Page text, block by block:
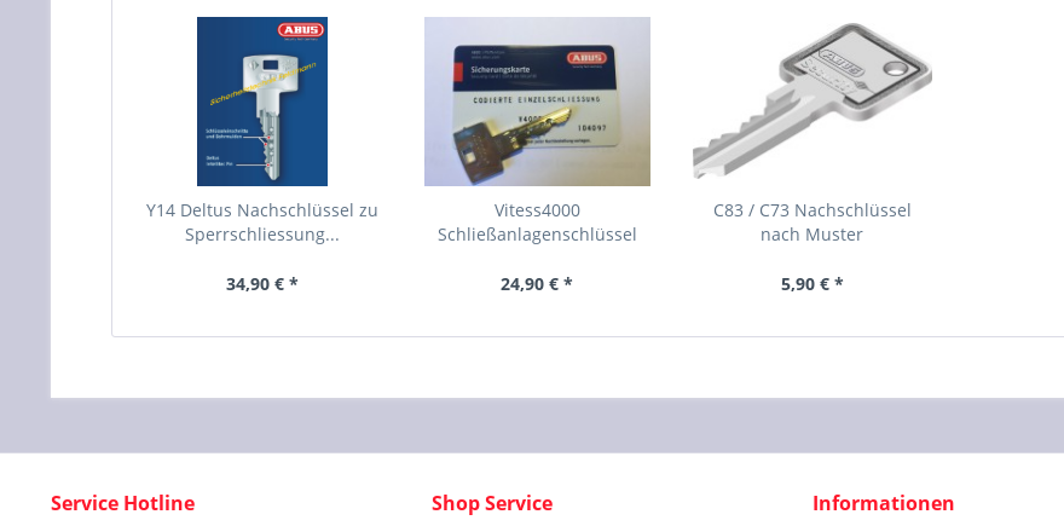
Y14 Deltus Nachschlüssel zu
Sperrschliessung...
34,90 € *
Vitess4000
Schließanlagenschlüssel
24,90 € *
C83 / C73 Nachschlüssel
nach Muster
5,90 € *
Service Hotline Shop Service Informationen